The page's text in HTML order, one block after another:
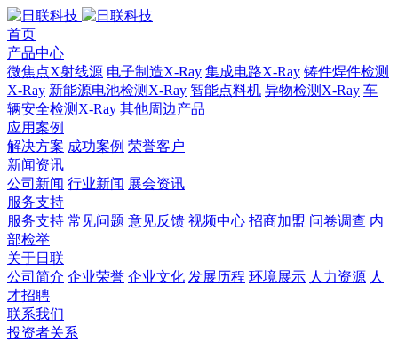
首页
产品中心
微焦点X射线源 电子制造X-Ray 集成电路X-Ray 铸件焊件检测
X-Ray 新能源电池检测X-Ray 智能点料机 异物检测X-Ray 车
辆安全检测X-Ray 其他周边产品
应用案例
解决方案 成功案例 荣誉客户
新闻资讯
公司新闻 行业新闻 展会资讯
服务支持
服务支持 常见问题 意见反馈 视频中心 招商加盟 问卷调查 内
部检举
关于日联
公司简介 企业荣誉 企业文化 发展历程 环境展示 人力资源 人
才招聘
联系我们
投资者关系